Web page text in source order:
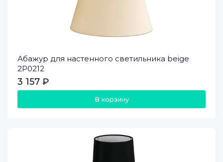
Абажур для настенного светильника beige
2P0212
3 157 ₽
В корзину